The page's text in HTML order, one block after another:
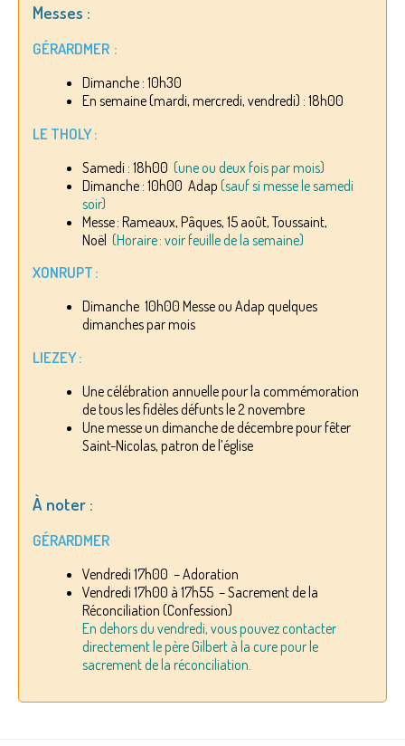
Messes :
GÉRARDMER :
Dimanche : 10h30
En semaine (mardi, mercredi, vendredi) : 18h00
LE THOLY :
Samedi : 18h00 (une ou deux fois par mois)
Dimanche : 10h00 Adap (sauf si messe le samedi
soir)
Messe : Rameaux, Pâques, 15 août, Toussaint,
Noël (Horaire : voir feuille de la semaine)
XONRUPT :
Dimanche 10h00 Messe ou Adap quelques
dimanches par mois
LIEZEY :
Une célébration annuelle pour la commémoration
de tous les fidèles défunts le 2 novembre
Une messe un dimanche de décembre pour fêter
Saint-Nicolas, patron de l’église
À noter :
GÉRARDMER
Vendredi 17h00 – Adoration
Vendredi 17h00 à 17h55 – Sacrement de la
Réconciliation (Confession)
En dehors du vendredi, vous pouvez contacter
directement le père Gilbert à la cure pour le
sacrement de la réconciliation.